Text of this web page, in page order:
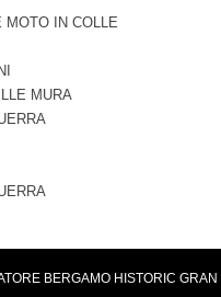
MOTO IN COLLE
MURA
BERGAMO HISTORIC